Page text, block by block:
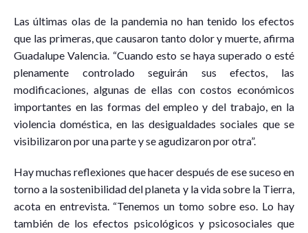
Las últimas olas de la pandemia no han tenido los efectos
que las primeras, que causaron tanto dolor y muerte, afirma
Guadalupe Valencia. “Cuando esto se haya superado o esté
plenamente controlado seguirán sus efectos, las
modificaciones, algunas de ellas con costos económicos
importantes en las formas del empleo y del trabajo, en la
violencia doméstica, en las desigualdades sociales que se
visibilizaron por una parte y se agudizaron por otra”.
Hay muchas reflexiones que hacer después de ese suceso en
torno a la sostenibilidad del planeta y la vida sobre la Tierra,
acota en entrevista. “Tenemos un tomo sobre eso. Lo hay
también de los efectos psicológicos y psicosociales que